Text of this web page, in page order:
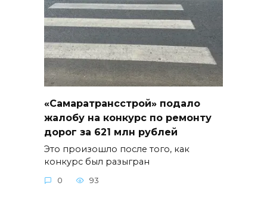
«Самаратрансстрой» подало
жалобу на конкурс по ремонту
дорог за 621 млн рублей
Это произошло после того, как
конкурс был разыгран
0 93